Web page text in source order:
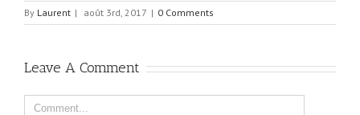
By Laurent | août 3rd, 2017 | 0 Comments
Leave A Comment
Comment